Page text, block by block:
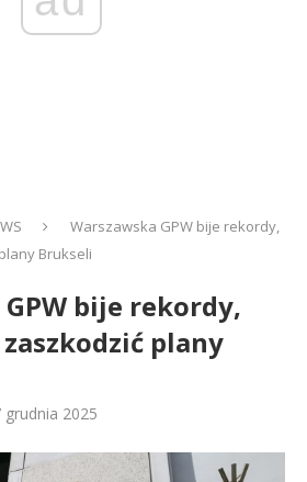
Warszawska GPW bije rekordy,
Brukseli
bije rekordy,
plany
grudnia 2025